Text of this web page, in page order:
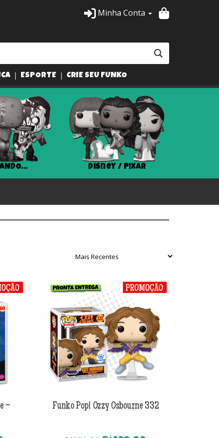
Minha Conta
ESPORTE CRIE SEU FUNKO
Disney / Pixar
–
Funko Pop! Ozzy Osbourne 332